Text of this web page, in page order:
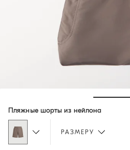
Пляжные шорты из нейлона
РАЗМЕРУ